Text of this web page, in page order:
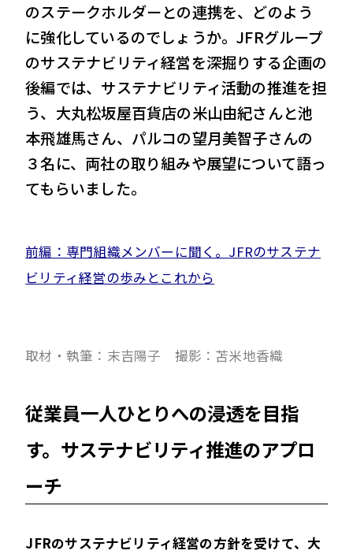
サステナビリティ
ニュース＆トピックス
採用情報
お問い合わせ
のステークホルダーとの連携を、どのよう
に強化しているのでしょうか。JFRグループ
のサステナビリティ経営を深掘りする企画の
後編では、サステナビリティ活動の推進を担
う、大丸松坂屋百貨店の米山由紀さんと池
本飛雄馬さん、パルコの望月美智子さんの
３名に、両社の取り組みや展望について語っ
てもらいました。
前編：専門組織メンバーに聞く。JFRのサステナ
ビリティ経営の歩みとこれから
取材・執筆：末吉陽子 撮影：苫米地香織
従業員一人ひとりへの浸透を目指
す。サステナビリティ推進のアプロ
ーチ
――JFRのサステナビリティ経営の方針を受けて、大